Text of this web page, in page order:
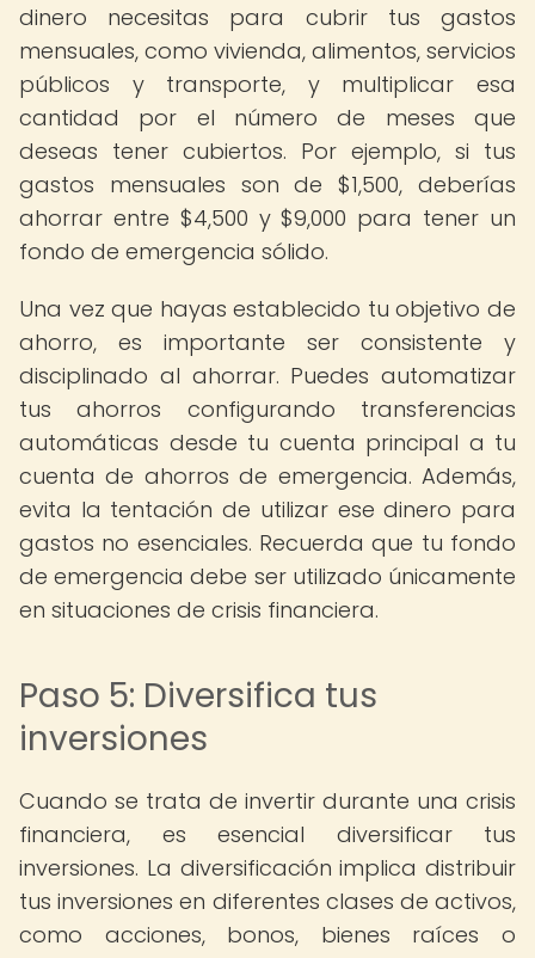
dinero necesitas para cubrir tus gastos
mensuales, como vivienda, alimentos, servicios
públicos y transporte, y multiplicar esa
cantidad por el número de meses que
deseas tener cubiertos. Por ejemplo, si tus
gastos mensuales son de $1,500, deberías
ahorrar entre $4,500 y $9,000 para tener un
fondo de emergencia sólido.
Una vez que hayas establecido tu objetivo de
ahorro, es importante ser consistente y
disciplinado al ahorrar. Puedes automatizar
tus ahorros configurando transferencias
automáticas desde tu cuenta principal a tu
cuenta de ahorros de emergencia. Además,
evita la tentación de utilizar ese dinero para
gastos no esenciales. Recuerda que tu fondo
de emergencia debe ser utilizado únicamente
en situaciones de crisis financiera.
Paso 5: Diversifica tus
inversiones
Cuando se trata de invertir durante una crisis
financiera, es esencial diversificar tus
inversiones. La diversificación implica distribuir
tus inversiones en diferentes clases de activos,
como acciones, bonos, bienes raíces o